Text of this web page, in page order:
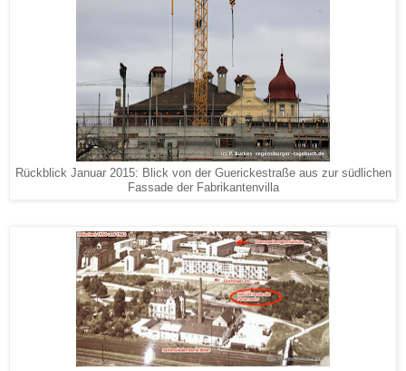
Rückblick Januar 2015: Blick von der Guerickestraße aus zur südlichen
Fassade der Fabrikantenvilla